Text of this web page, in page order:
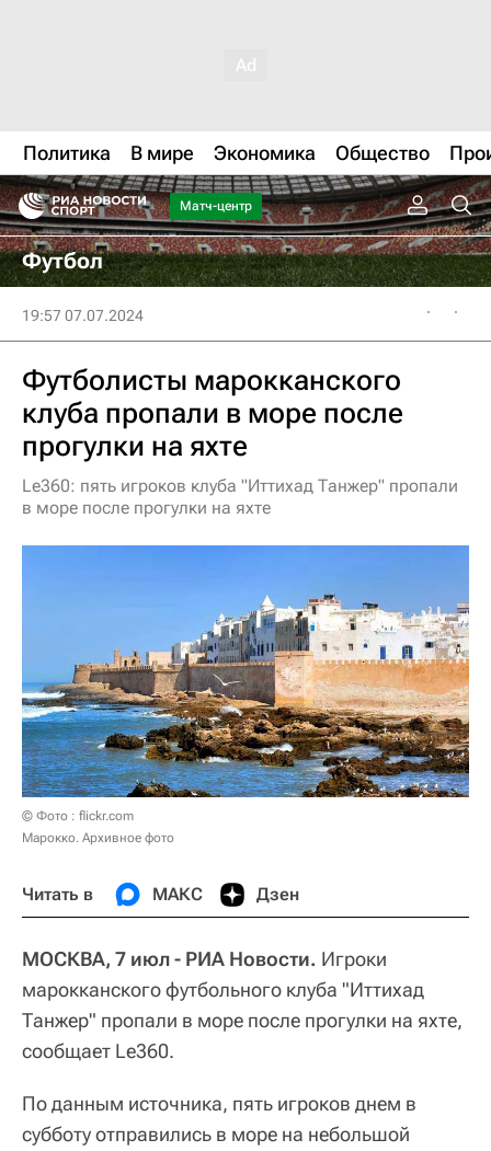
Политика В мире Экономика Общество
Матч-центр
Футбол
19:57 07.07.2024
Футболисты марокканского
клуба пропали в море после
прогулки на яхте
Le360: пять игроков клуба "Иттихад Танжер" пропали
в море после прогулки на яхте
© Фото : flickr.com
Марокко. Архивное фото
Читать в МАКС Дзен
МОСКВА, 7 июл - РИА Новости. Игроки
марокканского футбольного клуба "Иттихад
Танжер" пропали в море после прогулки на яхте,
сообщает Le360.
По данным источника, пять игроков днем ​​в
субботу отправились в море на небольшой